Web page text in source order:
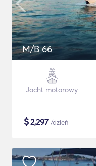
M/B 66
Jacht motorowy
$2,297 /dzień